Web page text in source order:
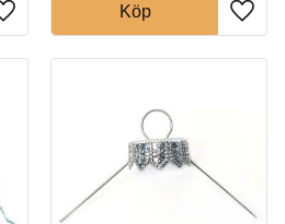
Lägg till i favoriter Lägg
Köp